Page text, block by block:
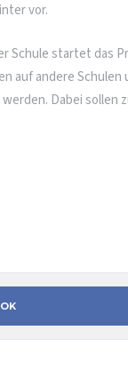
vor.
Schule startet das
auf andere
Dabei sollen